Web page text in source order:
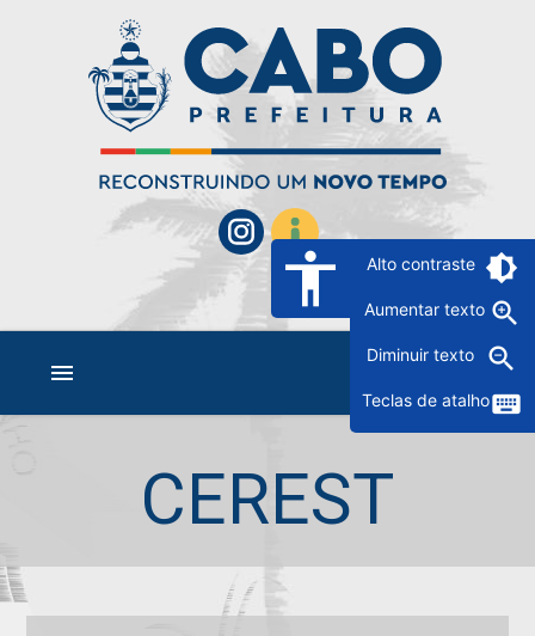
accessibility Alto contraste brightness_6
Aumentar texto zoom_in
Diminuir texto zoom_out
Teclas de atalhokeyboard
menu
CEREST